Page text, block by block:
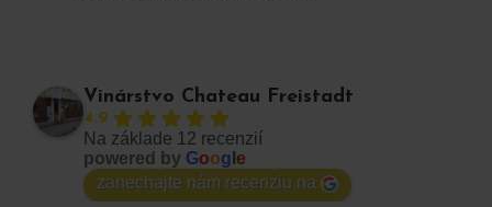
Vinárstvo Chateau Freistadt
4.9
Na základe 12 recenzií
powered by Goog e
zanechajte nám recenziu na